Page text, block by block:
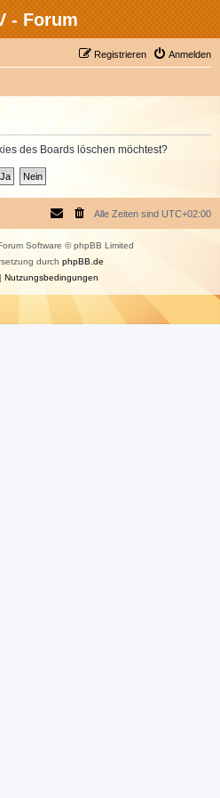
- Forum
Anmelden
Registrieren
des Boards löschen möchtest?
Alle Zeiten sind UTC+02:00
Software © phpBB Limited
durch phpBB.de
Nutzungsbedingungen